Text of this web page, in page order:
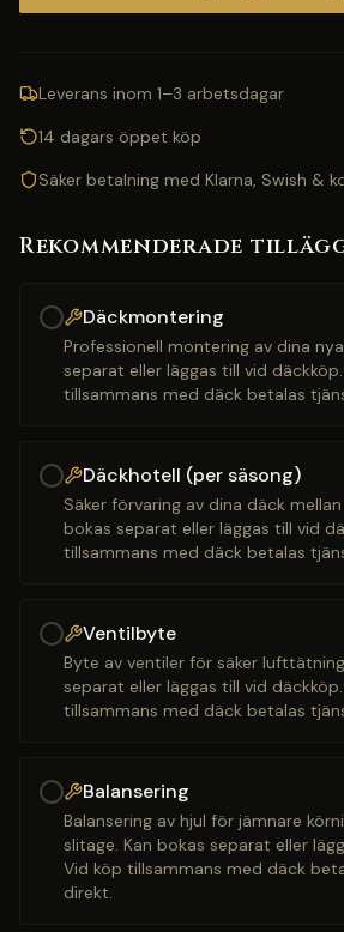
Leverans inom 1–3 arbetsdagar
14 dagars öppet köp
Säker betalning med Klarna, Swish &
Rekommenderade
Däckmontering
Professionell montering av dina
separat eller läggas till vid
tillsammans med däck betalas
Däckhotell (per säsong)
Säker förvaring av dina däck
bokas separat eller läggas till vid
tillsammans med däck betalas
Ventilbyte
Byte av ventiler för säker
separat eller läggas till vid
tillsammans med däck betalas
Balansering
Balansering av hjul för jämnare
slitage. Kan bokas separat eller
Vid köp tillsammans med däck
direkt.